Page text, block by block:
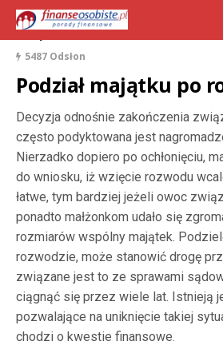
5487 Odsłon
Podział majątku po
Decyzja odnośnie zakończenia
często podyktowana jest
Nierzadko dopiero po ochłonięciu,
do wniosku, iż wzięcie rozwodu
łatwe, tym bardziej jeżeli owoc
ponadto małżonkom udało się
rozmiarów wspólny majątek.
rozwodzie, może stanowić drogę
związane jest to ze sprawami
ciągnąć się przez wiele lat. Istnieją
pozwalające na uniknięcie takiej
chodzi o kwestie finansowe.